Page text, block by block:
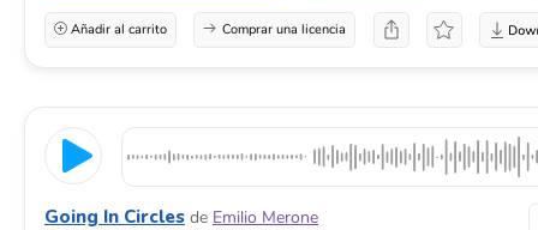
Añadir al carrito Comprar una licencia
Going In Circles de Emilio Merone